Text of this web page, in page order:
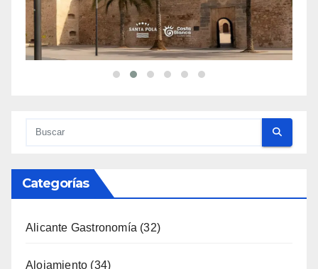
Categorías
Alicante Gastronomía (32)
Alojamiento (34)